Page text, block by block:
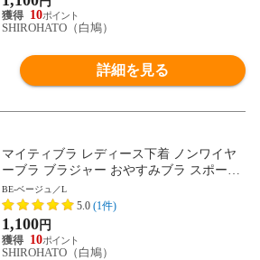
10
SHIROHATO（白鳩）
詳細を見る
マイティブラ レディース下着 ノンワイヤ
ーブラ ブラジャー おやすみブラ スポーツ
ブラ ワイヤレスブラ ナイトブラ
BE-ベージュ／L
5.0 (1件)
1,100円
10
SHIROHATO（白鳩）